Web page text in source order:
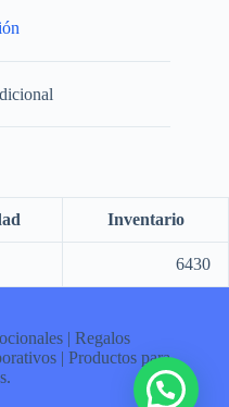
Inventario
6430
| Regalos
| Productos para